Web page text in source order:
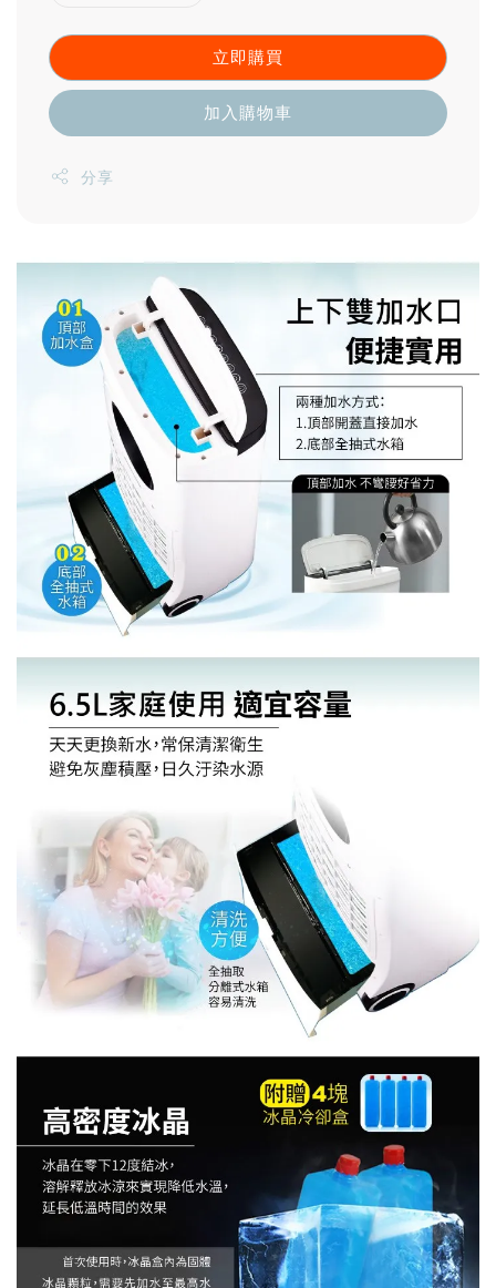
立即購買
加入購物車
分享